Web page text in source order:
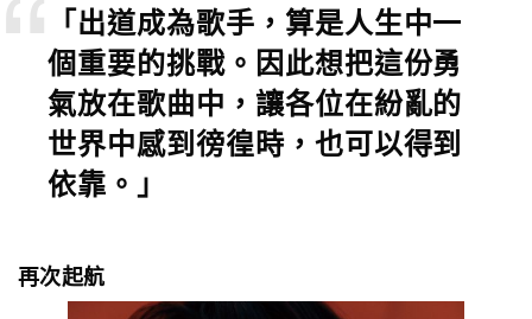
「出道成為歌手，算是人生中一
個重要的挑戰。因此想把這份勇
氣放在歌曲中，讓各位在紛亂的
世界中感到徬徨時，也可以得到
依靠。」
再次起航